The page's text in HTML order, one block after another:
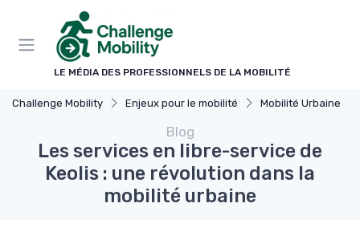
LE MÉDIA DES PROFESSIONNELS DE LA MOBILITÉ
Challenge Mobility Enjeux pour le mobilité Mobilité Urbaine
Blog
Les services en libre-service de
Keolis : une révolution dans la
mobilité urbaine
Panneau de gestion des cookies